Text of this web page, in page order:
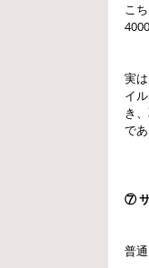
こ
実
イ
き
で
⑦
普